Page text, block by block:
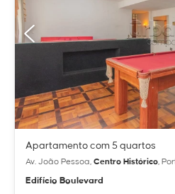
Apartamento com 5 quartos
Av. João Pessoa, Centro Histórico,
Edifício Boulevard